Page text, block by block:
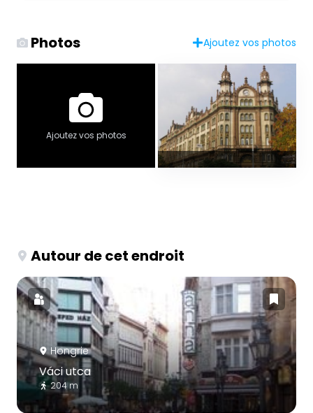
Photos Ajoutez vos photos
Ajoutez vos photos
Autour de cet endroit
Hongrie
Váci utca
204 m